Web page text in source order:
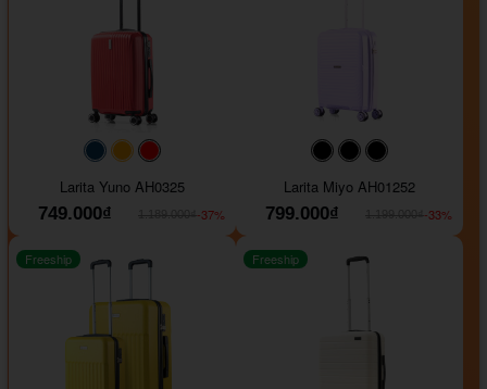
#093f69#ffa500
Larita Yuno AH0325
749.000₫
-37%
#000000#000000
Larita Miyo AH01252
799.000₫
-33%
Freeship Freeship